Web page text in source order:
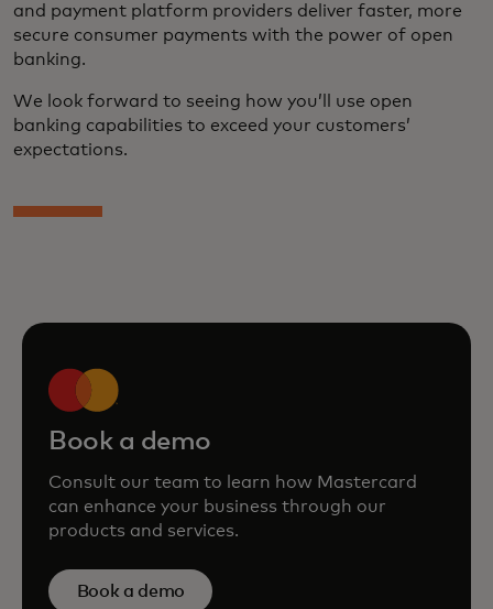
and payment platform providers deliver faster, more
secure consumer payments with the power of open
banking.
We look forward to seeing how you’ll use open
banking capabilities to exceed your customers’
expectations.
Book a demo
Consult our team to learn how Mastercard
can enhance your business through our
products and services.
Book a demo